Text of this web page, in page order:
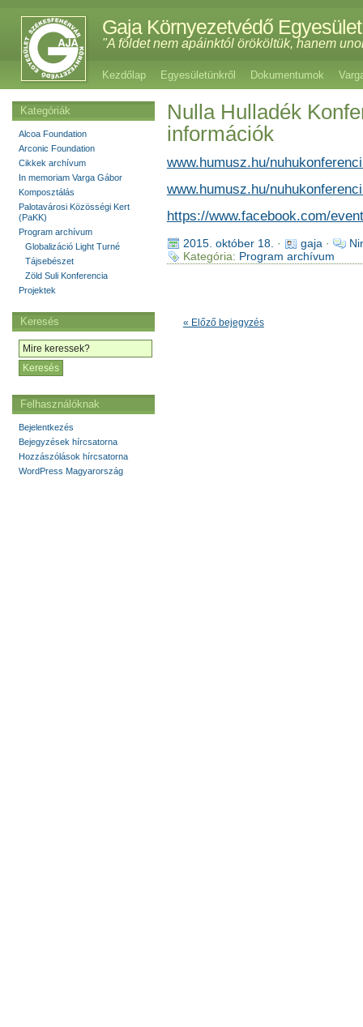
Gaja Környezetvédő Egyesület
"A földet nem apáinktól örököltük, hanem
Kezdőlap Egyesületünkről Dokumentumok
Nulla Hulladék
információk
www.humusz.hu/
www.humusz.hu/
https://www.facebook.com/
2015. október 18. · gaja ·
Kategória: Program archívum
« Előző bejegyzés
Kategóriák
Alcoa Foundation
Arconic Foundation
Cikkek archívum
In memoriam Varga Gábor
Komposztálás
Palotavárosi Közösségi Kert
(PaKK)
Program archívum
Globalizáció Light Turné
Tájsebészet
Zöld Suli Konferencia
Projektek
Keresés
Felhasználóknak
Bejelentkezés
Bejegyzések hírcsatorna
Hozzászólások hírcsatorna
WordPress Magyarország